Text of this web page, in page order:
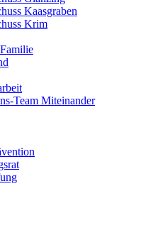
Kaasgraben
Krim
Team Miteinander